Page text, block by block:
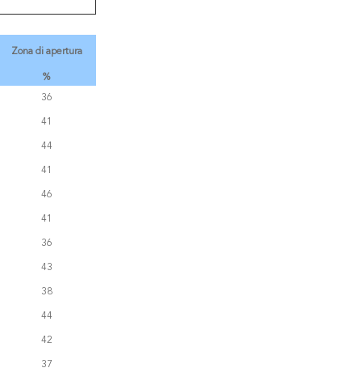
Zona di apertura
%
36
41
44
41
46
41
36
43
38
44
42
37